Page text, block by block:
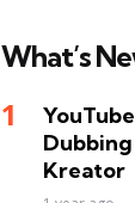
What’s
Kreator